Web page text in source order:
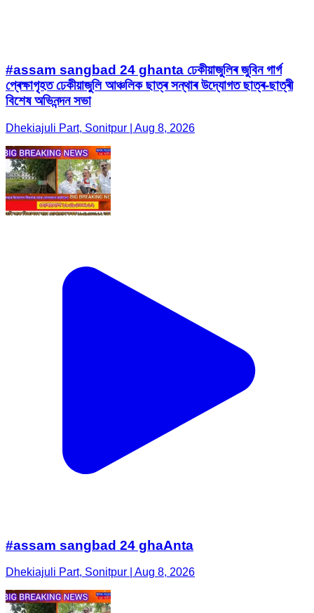
#assam sangbad 24 ghanta ঢেকীয়াজুলিৰ জুবিন গাৰ্গ
প্ৰেক্ষাগৃহত ঢেকীয়াজুলি আঞ্চলিক ছাত্ৰ সন্থাৰ উদ্যোগত ছাত্ৰ-ছাত্ৰী
বিশেষ অভিনন্দন সভা
Dhekiajuli Part, Sonitpur | Aug 8, 2026
#assam sangbad 24 ghaAnta
Dhekiajuli Part, Sonitpur | Aug 8, 2026